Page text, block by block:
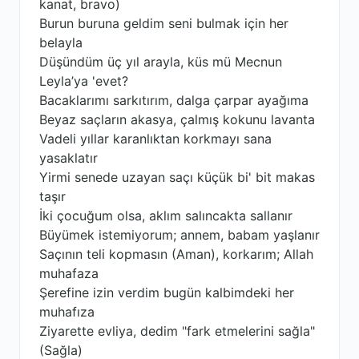
kanat, bravo)
Burun buruna geldim seni bulmak için her
belayla
Düşündüm üç yıl arayla, küs mü Mecnun
Leyla’ya 'evet?
Bacaklarımı sarkıtırım, dalga çarpar ayağıma
Beyaz saçların akasya, çalmış kokunu lavanta
Vadeli yıllar karanlıktan korkmayı sana
yasaklatır
Yirmi senede uzayan saçı küçük bi' bit makas
taşır
İki çocuğum olsa, aklım salıncakta sallanır
Büyümek istemiyorum; annem, babam yaşlanır
Saçının teli kopmasın (Aman), korkarım; Allah
muhafaza
Şerefine izin verdim bugün kalbimdeki her
muhafıza
Ziyarette evliya, dedim "fark etmelerini sağla"
(Sağla)